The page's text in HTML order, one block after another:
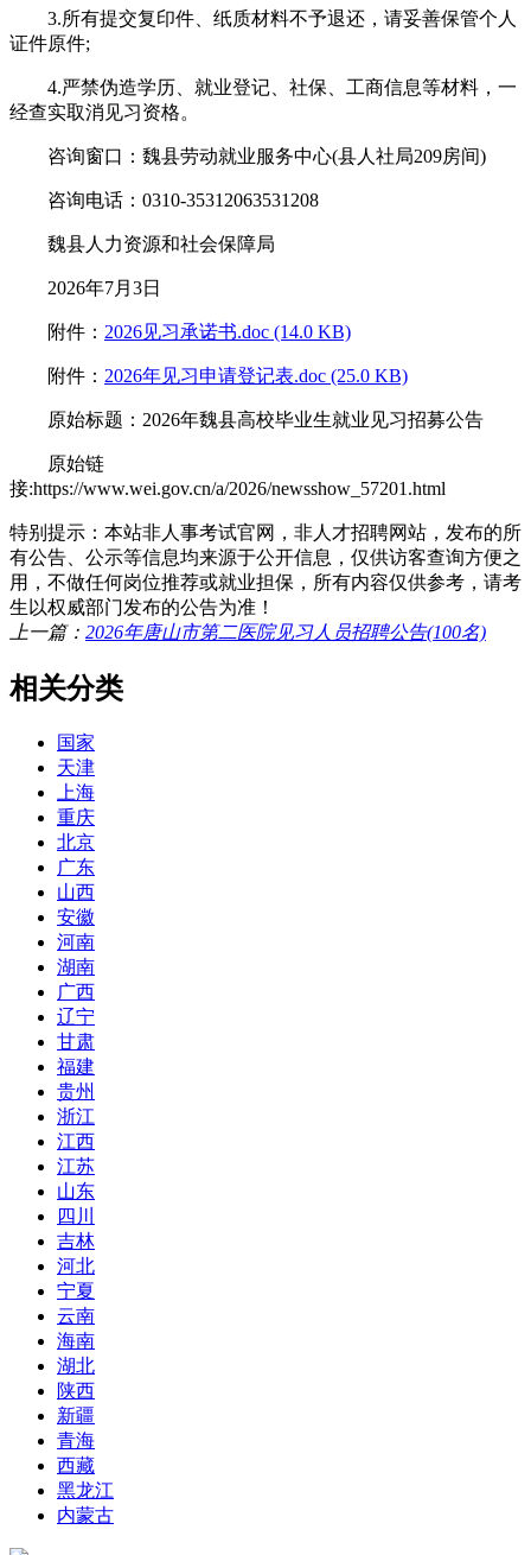
3.所有提交复印件、纸质材料不予退还，请妥善保管个人
证件原件;
4.严禁伪造学历、就业登记、社保、工商信息等材料，一
经查实取消见习资格。
咨询窗口：魏县劳动就业服务中心(县人社局209房间)
咨询电话：0310-35312063531208
魏县人力资源和社会保障局
2026年7月3日
附件： 2026见习承诺书.doc (14.0 KB)
附件： 2026年见习申请登记表.doc (25.0 KB)
原始标题：2026年魏县高校毕业生就业见习招募公告
原始链
接:https://www.wei.gov.cn/a/2026/newsshow_57201.html
特别提示：本站非人事考试官网，非人才招聘网站，发布的所
有公告、公示等信息均来源于公开信息，仅供访客查询方便之
用，不做任何岗位推荐或就业担保，所有内容仅供参考，请考
生以权威部门发布的公告为准！
上一篇： 2026年唐山市第二医院见习人员招聘公告(100名)
相关分类
国家
天津
上海
重庆
北京
广东
山西
安徽
河南
湖南
广西
辽宁
甘肃
福建
贵州
浙江
江西
江苏
山东
四川
吉林
河北
宁夏
云南
海南
湖北
陕西
新疆
青海
西藏
黑龙江
内蒙古